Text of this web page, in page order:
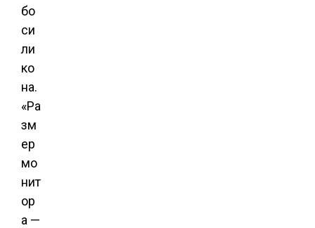
бо
си
ли
ко
на.
«Ра
зм
ер
мо
нит
ор
а —